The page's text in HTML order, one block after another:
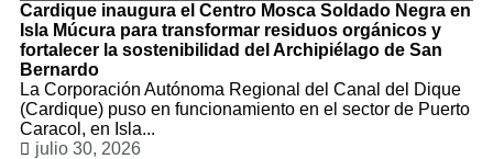
Cardique inaugura el Centro Mosca Soldado Negra en
Isla Múcura para transformar residuos orgánicos y
fortalecer la sostenibilidad del Archipiélago de San
Bernardo
La Corporación Autónoma Regional del Canal del Dique
(Cardique) puso en funcionamiento en el sector de Puerto
Caracol, en Isla...
julio 30, 2026